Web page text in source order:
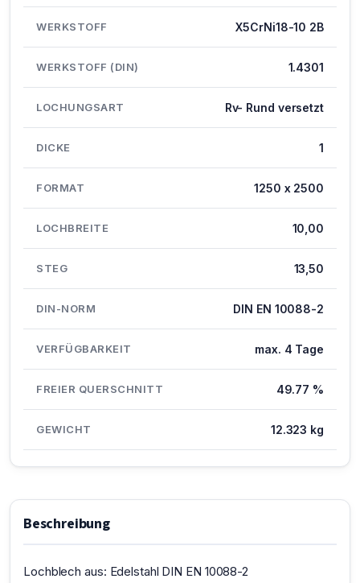
WERKSTOFF X5CrNi18-10 2B
WERKSTOFF (DIN) 1.4301
LOCHUNGSART Rv- Rund versetzt
DICKE 1
FORMAT 1250 x 2500
LOCHBREITE 10,00
STEG 13,50
DIN-NORM DIN EN 10088-2
VERFÜGBARKEIT max. 4 Tage
FREIER QUERSCHNITT 49.77 %
GEWICHT 12.323 kg
Beschreibung
Lochblech aus: Edelstahl DIN EN 10088-2